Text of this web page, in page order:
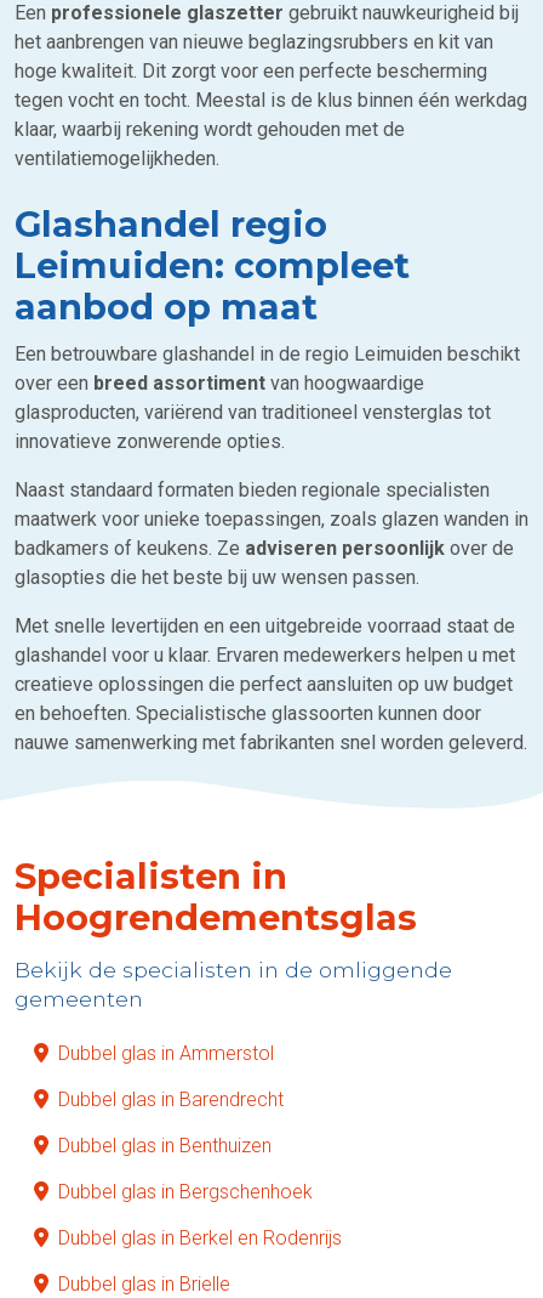
Een professionele glaszetter gebruikt nauwkeurigheid bij
het aanbrengen van nieuwe beglazingsrubbers en kit van
hoge kwaliteit. Dit zorgt voor een perfecte bescherming
tegen vocht en tocht. Meestal is de klus binnen één werkdag
klaar, waarbij rekening wordt gehouden met de
ventilatiemogelijkheden.
Glashandel regio
Leimuiden: compleet
aanbod op maat
Een betrouwbare glashandel in de regio Leimuiden beschikt
over een breed assortiment van hoogwaardige
glasproducten, variërend van traditioneel vensterglas tot
innovatieve zonwerende opties.
Naast standaard formaten bieden regionale specialisten
maatwerk voor unieke toepassingen, zoals glazen wanden in
badkamers of keukens. Ze adviseren persoonlijk over de
glasopties die het beste bij uw wensen passen.
Met snelle levertijden en een uitgebreide voorraad staat de
glashandel voor u klaar. Ervaren medewerkers helpen u met
creatieve oplossingen die perfect aansluiten op uw budget
en behoeften. Specialistische glassoorten kunnen door
nauwe samenwerking met fabrikanten snel worden geleverd.
Specialisten in
Hoogrendementsglas
Bekijk de specialisten in de omliggende
gemeenten
Dubbel glas in Ammerstol
Dubbel glas in Barendrecht
Dubbel glas in Benthuizen
Dubbel glas in Bergschenhoek
Dubbel glas in Berkel en Rodenrijs
Dubbel glas in Brielle